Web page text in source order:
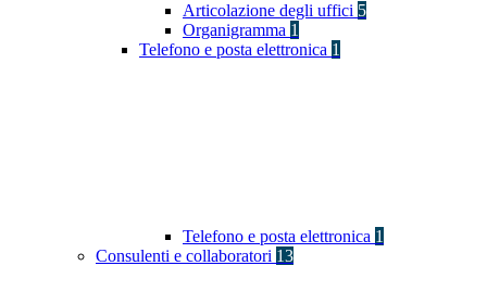
Articolazione degli uffici 5
Organigramma 1
Telefono e posta elettronica 1
Telefono e posta elettronica 1
Consulenti e collaboratori 13